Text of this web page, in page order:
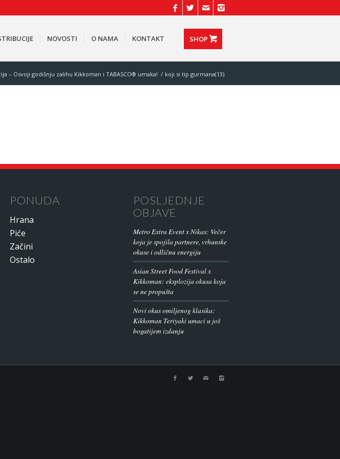
NOVOSTI O NAMA KONTAKT SHOP
– Osvoji godišnju zalihu Kikkoman i TABASCO® umaka! / koji si tip gurmana(13)
PONUDA
Hrana
Piće
Začini
Ostalo
POSLJEDNJE
OBJAVE
Metro Extra Event x Nikas: Večer
koja je spojila partnere, vrhunske
okuse i odličnu energiju
Asian Street Food Festival x
Kikkoman: eksplozija okusa koja
se ne propušta
Novi okus omiljenog klasika:
Kikkoman Teriyaki umaci u još
bogatijem izdanju